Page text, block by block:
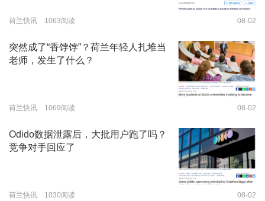
荷兰快讯 1063阅读 08-02
突然成了“香饽饽”？荷兰年轻人扎堆当
老师，发生了什么？
荷兰快讯 1069阅读 08-02
Odido数据泄露后，大批用户跑了吗？
竞争对手回应了
荷兰快讯 1030阅读 08-02